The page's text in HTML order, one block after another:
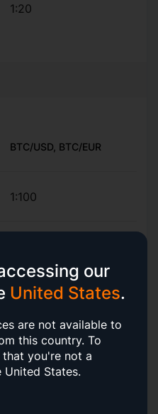
1:20
BTC/USD, BTC/EUR
1:100
криптопары
1:10
our
United States.
are not available to
this country. To
you're not a
States.